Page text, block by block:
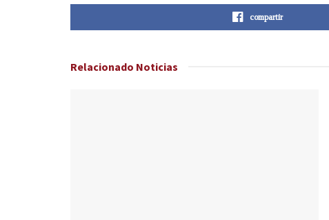
compartir
Relacionado Noticias